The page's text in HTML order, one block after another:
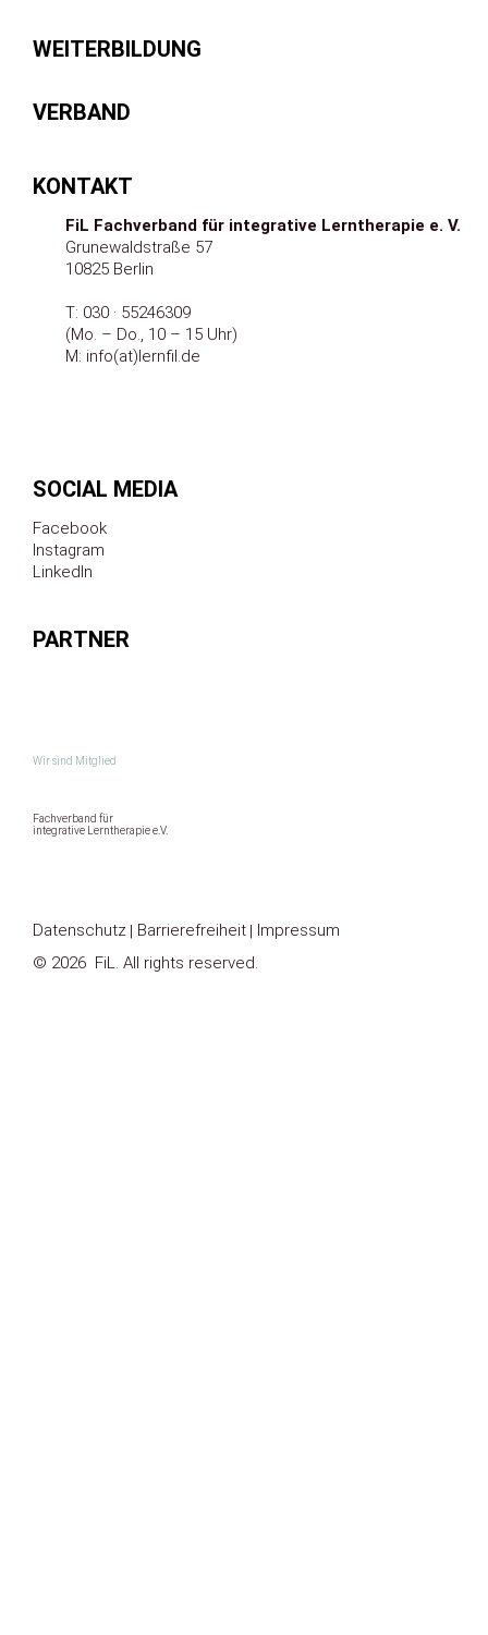
WEITERBILDUNG
VERBAND
KONTAKT
FiL Fachverband für integrative Lerntherapie e. V.
Grunewaldstraße 57
10825 Berlin
T: 030 · 55246309
(Mo. – Do., 10 – 15 Uhr)
M: info(at)lernfil.de
SOCIAL MEDIA
Facebook
Instagram
LinkedIn
PARTNER
Wir sind Mitglied
Fachverband für
integrative Lerntherapie e.V.
Datenschutz Barrierefreiheit
Impressum
© 2026 FiL. All rights reserved.